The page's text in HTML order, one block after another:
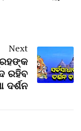
Next
ରହିବ
ଦର୍ଶନ